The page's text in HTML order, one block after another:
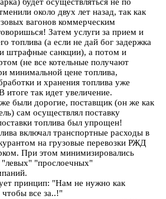
около двух лет назад, так как
вагонов коммерческим
Затем услуги за прием и
топлива (а если не дай бог задержка
штрафные санкции), а потом и
(не все котельные получают
минимальной цене топлива,
и хранения топлива уже
итоге так идет увеличение.
были дорогие, поставщик (он же как
сам осуществлял поставку
топлива был упрощен!
включал транспортные расходы в
на грузовые перевозки РЖД
При этом минимизировались
"левых" "прослоечных"
принцип: "Нам не нужно как
все за..!"